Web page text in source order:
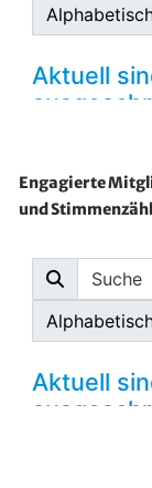
Engagierte
und